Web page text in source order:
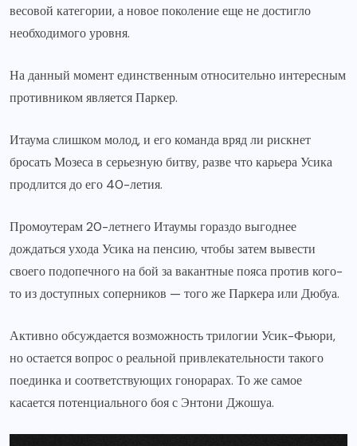
весовой категории, а новое поколение еще не достигло
необходимого уровня.
На данный момент единственным относительно интересным
противником является Паркер.
Итаума слишком молод, и его команда вряд ли рискнет
бросать Мозеса в серьезную битву, разве что карьера Усика
продлится до его 40-летия.
Промоутерам 20-летнего Итаумы гораздо выгоднее
дождаться ухода Усика на пенсию, чтобы затем вывести
своего подопечного на бой за вакантные пояса против кого-
то из доступных соперников — того же Паркера или Дюбуа.
Активно обсуждается возможность трилогии Усик-Фьюри,
но остается вопрос о реальной привлекательности такого
поединка и соответствующих гонорарах. То же самое
касается потенциального боя с Энтони Джошуа.